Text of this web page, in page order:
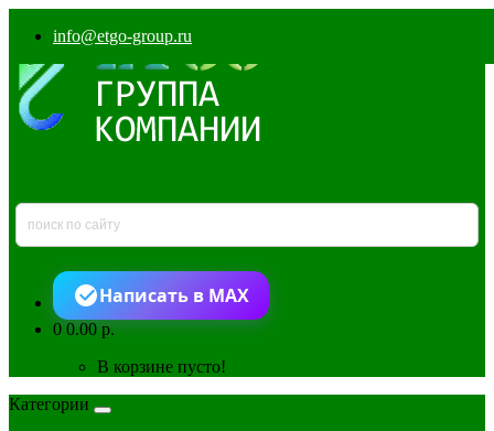
info@etgo-group.ru
Написать в MAX
00.00 р.
В корзине пусто!
Категории